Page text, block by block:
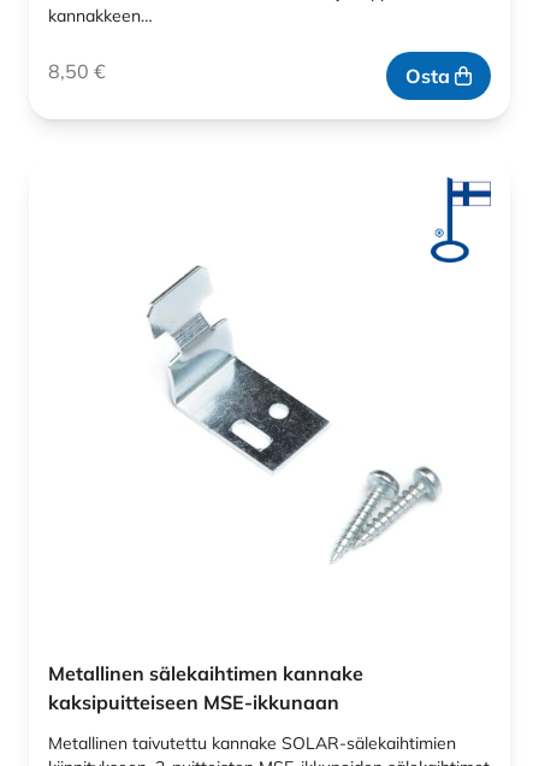
kannakkeen…
8,50 € Osta
Metallinen sälekaihtimen kannake
kaksipuitteiseen MSE-ikkunaan
Metallinen taivutettu kannake SOLAR-sälekaihtimien